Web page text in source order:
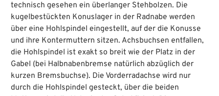
technisch gesehen ein überlanger Stehbolzen. Die
kugelbestückten Konuslager in der Radnabe werden
über eine Hohlspindel eingestellt, auf der die Konusse
und ihre Kontermuttern sitzen. Achsbuchsen entfallen,
die Hohlspindel ist exakt so breit wie der Platz in der
Gabel (bei Halbnabenbremse natürlich abzüglich der
kurzen Bremsbuchse). Die Vorderradachse wird nur
durch die Hohlspindel gesteckt, über die beiden